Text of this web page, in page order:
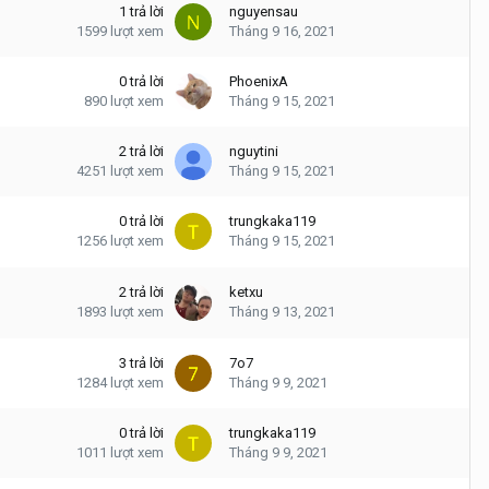
1 trả lời
1599 lượt xem
nguyensau
Tháng 9 16, 2021
0 trả lời
890 lượt xem
PhoenixA
Tháng 9 15, 2021
2 trả lời
4251 lượt xem
nguytini
Tháng 9 15, 2021
0 trả lời
1256 lượt xem
trungkaka119
Tháng 9 15, 2021
2 trả lời
1893 lượt xem
ketxu
Tháng 9 13, 2021
3 trả lời
1284 lượt xem
7o7
Tháng 9 9, 2021
0 trả lời
1011 lượt xem
trungkaka119
Tháng 9 9, 2021